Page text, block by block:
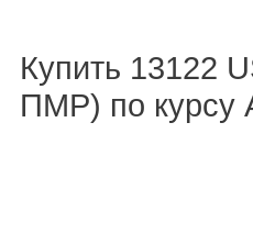
Купить 13122
ПМР) по курсу